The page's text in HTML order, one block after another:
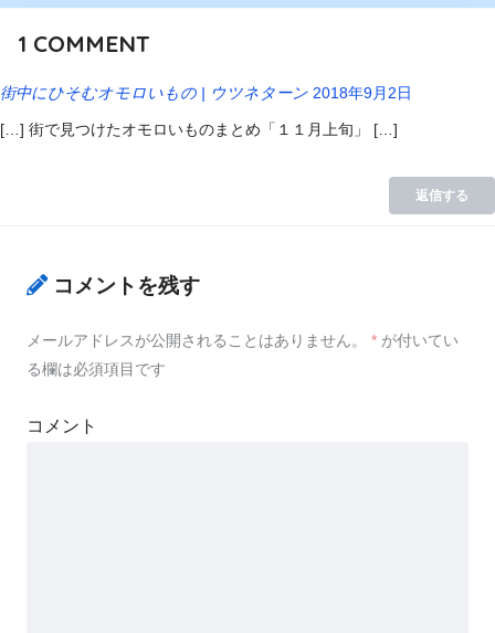
1 COMMENT
街中にひそむオモロいもの | ウツネターン 2018年9月2日
[…] 街で見つけたオモロいものまとめ「１１月上旬」 […]
返信する
コメントを残す
メールアドレスが公開されることはありません。 * が付いてい
る欄は必須項目です
コメント